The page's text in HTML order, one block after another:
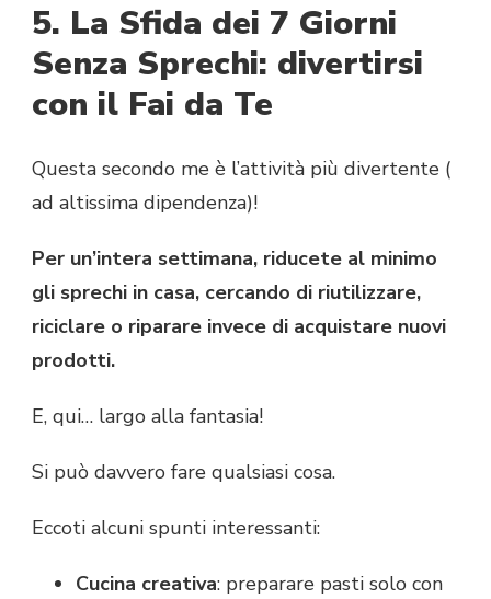
5. La Sfida dei 7 Giorni
Senza Sprechi: divertirsi
con il Fai da Te
Questa secondo me è l’attività più divertente (
ad altissima dipendenza)!
Per un’intera settimana, riducete al minimo
gli sprechi in casa, cercando di riutilizzare,
riciclare o riparare invece di acquistare nuovi
prodotti.
E, qui… largo alla fantasia!
Si può davvero fare qualsiasi cosa.
Eccoti alcuni spunti interessanti:
Cucina creativa: preparare pasti solo con